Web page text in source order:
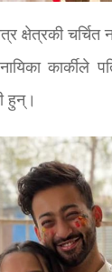
क्षेत्रकी चर्चित
कार्कीले
हुन्।